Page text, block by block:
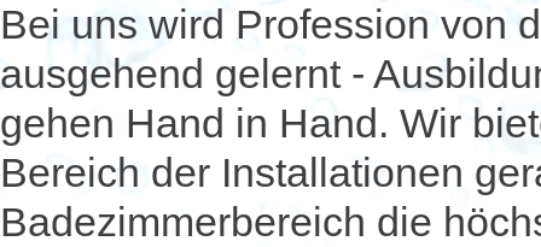
Bei uns wird Profession von
ausgehend gelernt -
gehen Hand in Hand. Wir
Bereich der Installationen
Badezimmerbereich die